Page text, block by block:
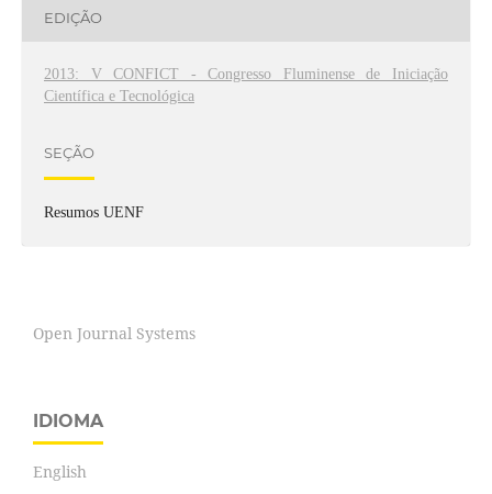
EDIÇÃO
2013: V CONFICT - Congresso Fluminense de Iniciação
Científica e Tecnológica
SEÇÃO
Resumos UENF
Open Journal Systems
IDIOMA
English